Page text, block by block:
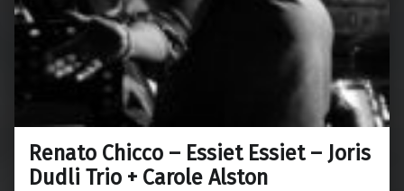
Renato Chicco – Essiet Essiet – Joris
Dudli Trio + Carole Alston